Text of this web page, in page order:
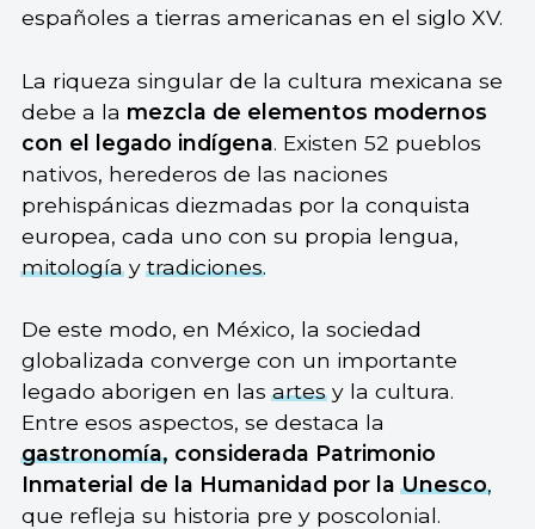
españoles a tierras americanas en el siglo XV.
La riqueza singular de la cultura mexicana se
debe a la mezcla de elementos modernos
con el legado indígena. Existen 52 pueblos
nativos, herederos de las naciones
prehispánicas diezmadas por la conquista
europea, cada uno con su propia lengua,
mitologíaytradiciones.
De este modo, en México, la sociedad
globalizada converge con un importante
legado aborigen en lasartesy la cultura.
Entre esos aspectos, se destaca la
gastronomía, considerada Patrimonio
Inmaterial de la Humanidad por laUnesco,
que refleja su historia pre y poscolonial.